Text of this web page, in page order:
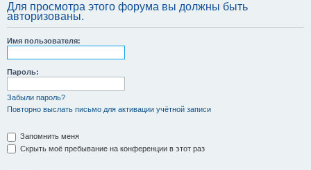
Для просмотра этого форума вы должны быть
авторизованы.
Имя пользователя:
Пароль:
Забыли пароль?
Повторно выслать письмо для активации учётной записи
Запомнить меня
Скрыть моё пребывание на конференции в этот раз